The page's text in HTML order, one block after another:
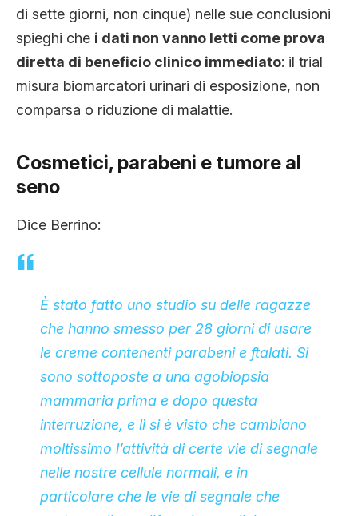
di sette giorni, non cinque) nelle sue conclusioni
spieghi che i dati non vanno letti come prova
diretta di beneficio clinico immediato: il trial
misura biomarcatori urinari di esposizione, non
comparsa o riduzione di malattie.
Cosmetici, parabeni e tumore al
seno
Dice Berrino:
È stato fatto uno studio su delle ragazze
che hanno smesso per 28 giorni di usare
le creme contenenti parabeni e ftalati. Si
sono sottoposte a una agobiopsia
mammaria prima e dopo questa
interruzione, e lì si è visto che cambiano
moltissimo l’attività di certe vie di segnale
nelle nostre cellule normali, e in
particolare che le vie di segnale che